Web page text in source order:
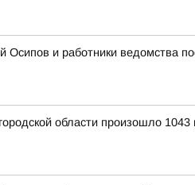
Осипов и работники ведомства
области произошло 1043